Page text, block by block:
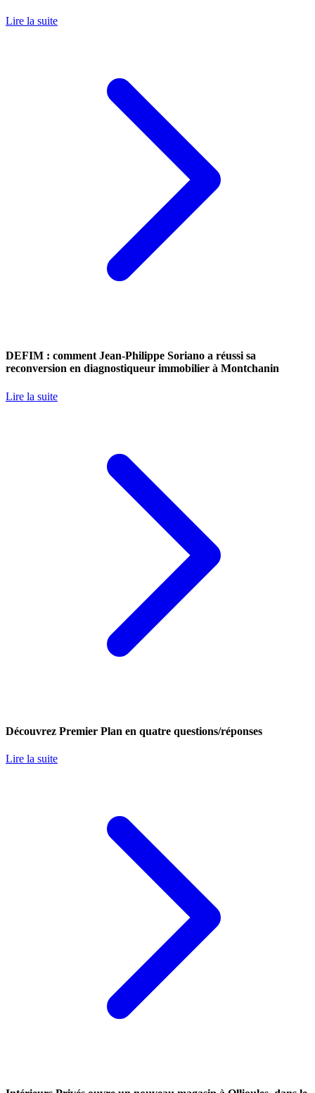
Lire la suite
DEFIM : comment Jean-Philippe Soriano a réussi sa
reconversion en diagnostiqueur immobilier à Montchanin
Lire la suite
Découvrez Premier Plan en quatre questions/réponses
Lire la suite